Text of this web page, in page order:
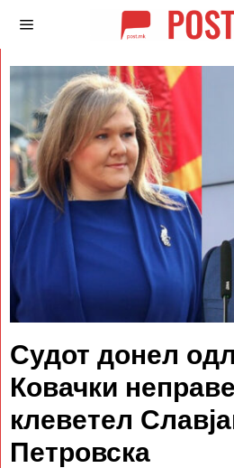
Судот донел
Ковачки
клеветел
Петровска